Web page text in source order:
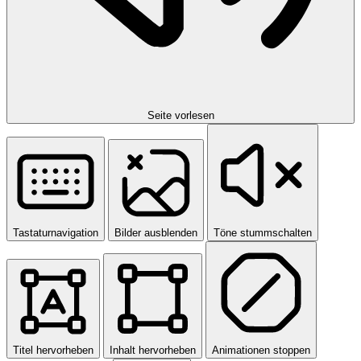
Seite vorlesen
Tastaturnavigation Bilder ausblenden Töne stummschalten
Titel hervorheben Inhalt hervorheben Animationen stoppen